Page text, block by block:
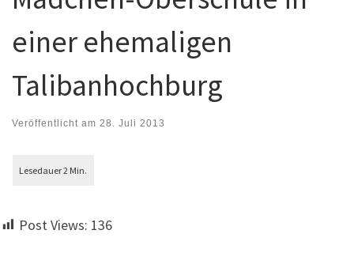
einer ehemaligen
Talibanhochburg
Veröffentlicht am 28. Juli 2013
Post Views: 136